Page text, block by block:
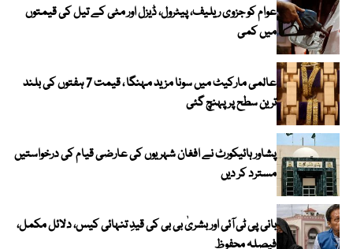
عوام کو جزوی ریلیف، پیٹرول، ڈیزل اور مٹی کے تیل کی قیمتوں
میں کمی
عالمی مارکیٹ میں سونا مزید مہنگا ، قیمت 7 ہفتوں کی بلند
ترین سطح پر پہنچ گئی
پشاور ہائیکورٹ نے افغان شہریوں کی عارضی قیام کی درخواستیں
مسترد کر دیں
بانی پی ٹی آئی اور بشریٰ بی بی کی قیدِ تنہائی کیس، دلائل مکمل،
فیصلہ محفوظ